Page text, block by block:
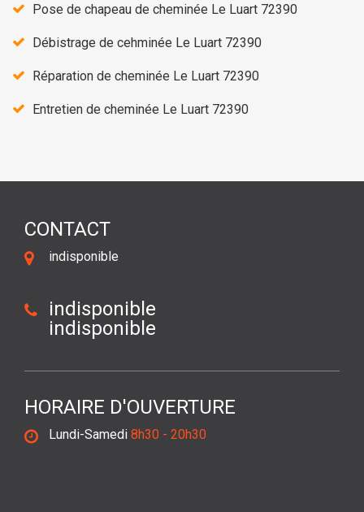
Pose de chapeau de cheminée Le Luart 72390
Débistrage de cehminée Le Luart 72390
Réparation de cheminée Le Luart 72390
Entretien de cheminée Le Luart 72390
CONTACT
indisponible
indisponible
indisponible
HORAIRE D'OUVERTURE
Lundi-Samedi 8h30 - 20h30